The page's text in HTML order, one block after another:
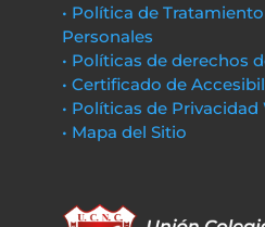
• Política de
Personales
• Políticas de derechos
• Certificado de
• Políticas de Privacidad
• Mapa del Sitio